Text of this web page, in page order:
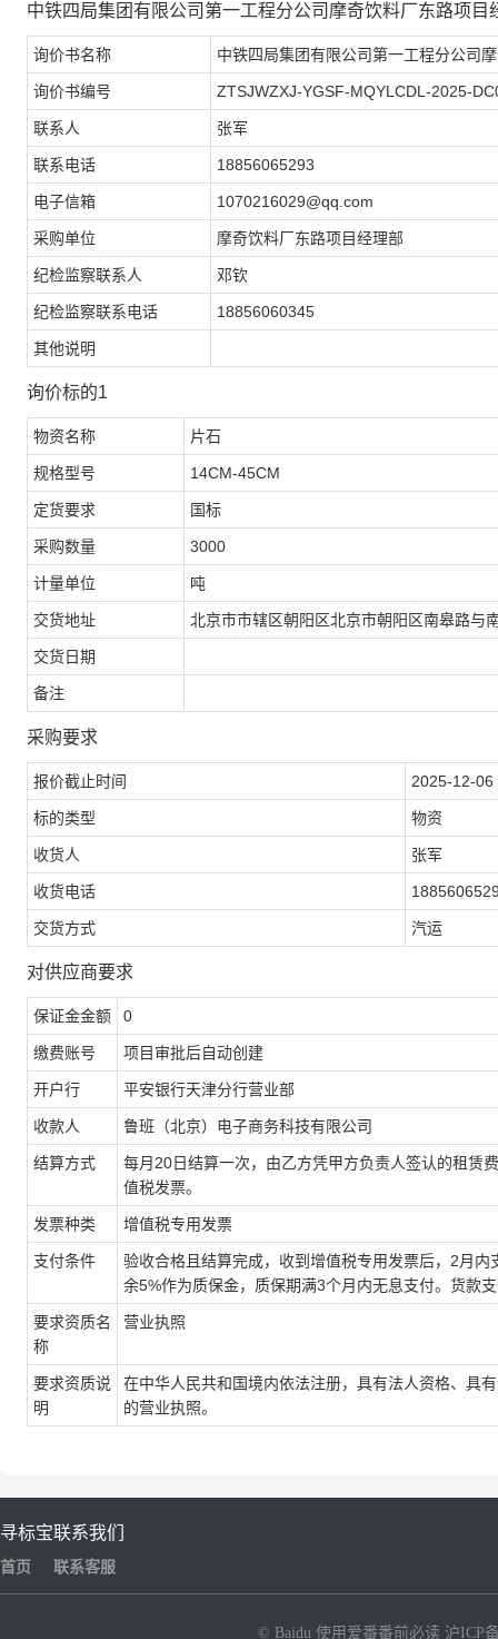
中铁四局集团有限公司第一工程分公司摩奇饮料厂东路项目
询价书名称 中铁四局集团有限公司第一工程分公司
询价书编号 ZTSJWZXJ-YGSF-MQYLCDL-2025-
联系人 张军
联系电话 18856065293
电子信箱 1070216029@qq.com
采购单位 摩奇饮料厂东路项目经理部
纪检监察联系人 邓钦
纪检监察联系电话 18856060345
其他说明
询价标的1
物资名称 片石
规格型号 14CM-45CM
定货要求 国标
采购数量 3000
计量单位 吨
交货地址 北京市市辖区朝阳区北京市朝阳区南皋路与
交货日期
备注
采购要求
报价截止时间 2025-12-06
标的类型 物资
收货人 张军
收货电话
交货方式 汽运
对供应商要求
保证金金额 0
缴费账号 项目审批后自动创建
开户行 平安银行天津分行营业部
收款人 鲁班（北京）电子商务科技有限公司
结算方式
每月20日结算一次，由乙方凭甲方负责人签认的租赁
值税发票。
发票种类 增值税专用发票
支付条件
验收合格且结算完成，收到增值税专用发票后，2月
余5%作为质保金，质保期满3个月内无息支付。货款
要求资质名
称
营业执照
要求资质说
明
在中华人民共和国境内依法注册，具有法人资格、具
的营业执照。
寻标宝
首页
联系我们
联系客服
© Baidu 使用爱番番前必读 沪ICP